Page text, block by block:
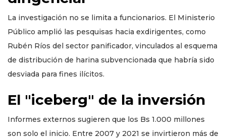
La investigación no se limita a funcionarios. El Ministerio
Público amplió las pesquisas hacia exdirigentes, como
Rubén Ríos del sector panificador, vinculados al esquema
de distribución de harina subvencionada que habría sido
desviada para fines ilícitos.
El "iceberg" de la inversión
Informes externos sugieren que los Bs 1.000 millones
son solo el inicio. Entre 2007 y 2021 se invirtieron más de